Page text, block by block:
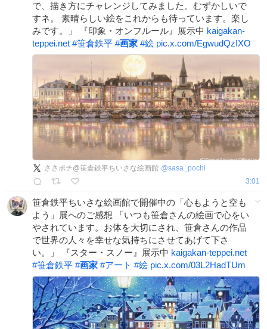
で、描き方にチャレンジしてみました。むずかしいで
すネ。 素晴らしい絵をこれからも待っています。楽し
みです。」 『印象・オンフルール』展示中 kaigakan-
teppei.net #笹倉鉄平 #画家 #絵 pic.x.com/EgwudQzIXO
ささポチ@笹倉鉄平ちいさな絵画館 @sasa_pochi
3:01
笹倉鉄平ちいさな絵画館で開催中の「心もようと空も
よう」展へのご感想 「いつも笹倉さんの絵画で心をい
やされています。お体を大切にされ、笹倉さんの作品
で世界の人々を幸せな気持ちにさせてあげて下さ
い。」 『スター・スノー』展示中 kaigakan-teppei.net
#笹倉鉄平 #画家 #アート #絵 pic.x.com/03L2HadTUm